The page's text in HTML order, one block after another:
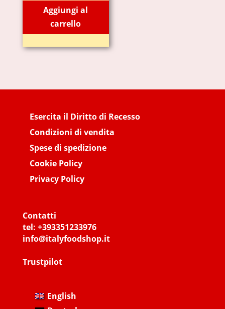
Aggiungi al
carrello
Esercita il Diritto di Recesso
Condizioni di vendita
Spese di spedizione
Cookie Policy
Privacy Policy
Contatti
tel: +393351233976
info@italyfoodshop.it
Trustpilot
English